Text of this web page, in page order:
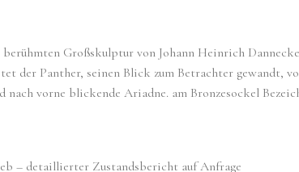
Großskulptur von Johann Heinrich
der Panther, seinen Blick zum Betrachter gewandt,
vorne blickende Ariadne. am Bronzesockel
– detaillierter Zustandsbericht auf Anfrage